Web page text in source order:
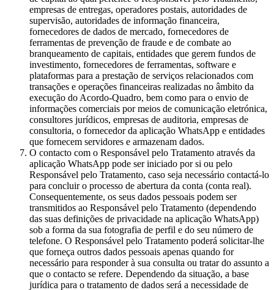
empresas de entregas, operadores postais, autoridades de
supervisão, autoridades de informação financeira,
fornecedores de dados de mercado, fornecedores de
ferramentas de prevenção de fraude e de combate ao
branqueamento de capitais, entidades que gerem fundos de
investimento, fornecedores de ferramentas, software e
plataformas para a prestação de serviços relacionados com
transações e operações financeiras realizadas no âmbito da
execução do Acordo-Quadro, bem como para o envio de
informações comerciais por meios de comunicação eletrónica,
consultores jurídicos, empresas de auditoria, empresas de
consultoria, o fornecedor da aplicação WhatsApp e entidades
que fornecem servidores e armazenam dados.
O contacto com o Responsável pelo Tratamento através da
aplicação WhatsApp pode ser iniciado por si ou pelo
Responsável pelo Tratamento, caso seja necessário contactá-lo
para concluir o processo de abertura da conta (conta real).
Consequentemente, os seus dados pessoais podem ser
transmitidos ao Responsável pelo Tratamento (dependendo
das suas definições de privacidade na aplicação WhatsApp)
sob a forma da sua fotografia de perfil e do seu número de
telefone. O Responsável pelo Tratamento poderá solicitar-lhe
que forneça outros dados pessoais apenas quando for
necessário para responder à sua consulta ou tratar do assunto a
que o contacto se refere. Dependendo da situação, a base
jurídica para o tratamento de dados será a necessidade de